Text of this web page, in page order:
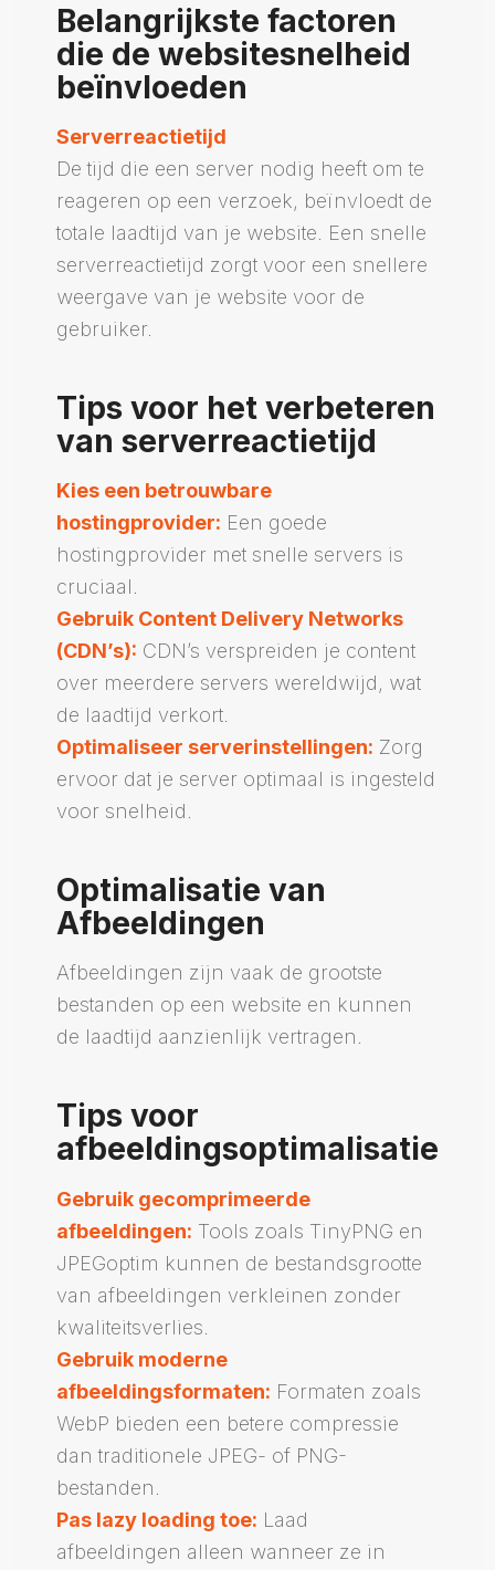
Belangrijkste factoren
die de websitesnelheid
beïnvloeden
Serverreactietijd
De tijd die een server nodig heeft om te
reageren op een verzoek, beïnvloedt de
totale laadtijd van je website. Een snelle
serverreactietijd zorgt voor een snellere
weergave van je website voor de
gebruiker.
Tips voor het verbeteren
van serverreactietijd
Kies een betrouwbare
hostingprovider: Een goede
hostingprovider met snelle servers is
cruciaal.
Gebruik Content Delivery Networks
(CDN’s): CDN’s verspreiden je content
over meerdere servers wereldwijd, wat
de laadtijd verkort.
Optimaliseer serverinstellingen: Zorg
ervoor dat je server optimaal is ingesteld
voor snelheid.
Optimalisatie van
Afbeeldingen
Afbeeldingen zijn vaak de grootste
bestanden op een website en kunnen
de laadtijd aanzienlijk vertragen.
Tips voor
afbeeldingsoptimalisatie
Gebruik gecomprimeerde
afbeeldingen: Tools zoals TinyPNG en
JPEGoptim kunnen de bestandsgrootte
van afbeeldingen verkleinen zonder
kwaliteitsverlies.
Gebruik moderne
afbeeldingsformaten: Formaten zoals
WebP bieden een betere compressie
dan traditionele JPEG- of PNG-
bestanden.
Pas lazy loading toe: Laad
afbeeldingen alleen wanneer ze in